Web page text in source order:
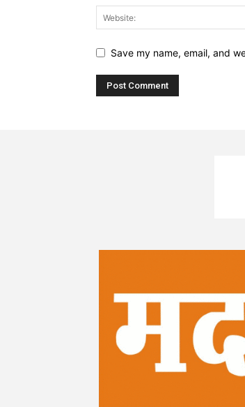
Save my name, email, and